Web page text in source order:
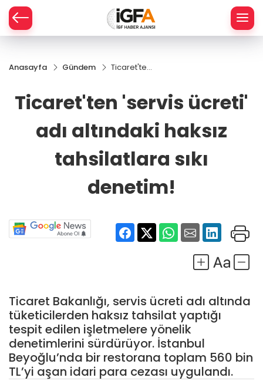
Anasayfa Gündem
Ticaret'ten
altındaki
tahsilatlara
sıkı
denetim!
Ticaret'ten 'servis ücreti'
adı altındaki haksız
tahsilatlara sıkı
denetim!
Ticaret Bakanlığı, servis ücreti adı altında
tüketicilerden haksız tahsilat yaptığı
tespit edilen işletmelere yönelik
denetimlerini sürdürüyor. İstanbul
Beyoğlu’nda bir restorana toplam 560 bin
TL’yi aşan idari para cezası uygulandı.